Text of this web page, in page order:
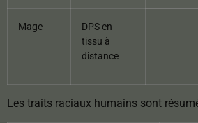
Mage
DPS en
tissu à
distance
Les traits raciaux humains sont